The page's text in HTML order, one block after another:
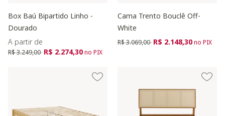
Box Baú Bipartido Linho -
Dourado
A partir de
Preço reduzido de
R$ 3.249,00 para
R$ 2.274,30no PIX
Cama Trento Bouclê Off-
White
Preço reduzido de
R$ 3.069,00 para
R$ 2.148,30no PIX